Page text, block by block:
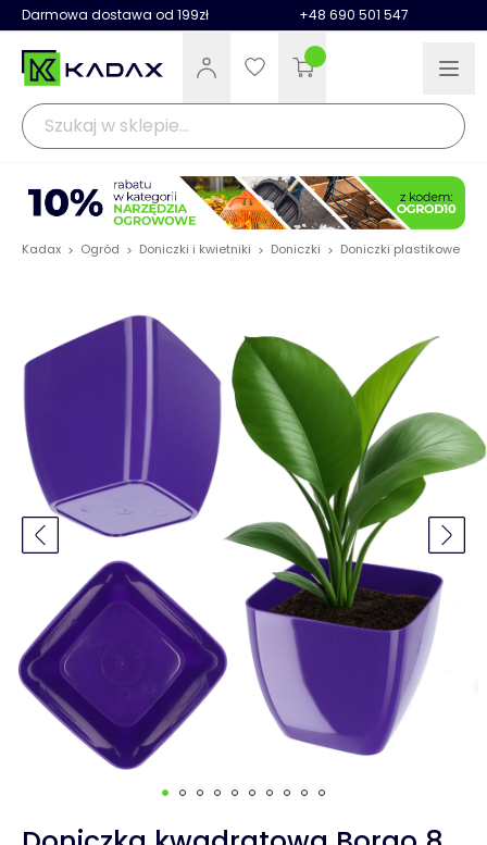
Darmowa dostawa od 199zł +48 690 501 547
Kadax > Ogród > Doniczki i kwietniki > Doniczki > Doniczki plastikowe